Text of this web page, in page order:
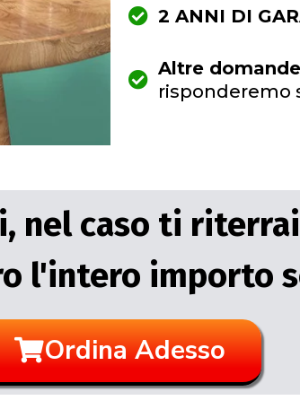
2 ANNI DI
Altre
risponderemo
nel caso ti
l'intero importo
Ordina Adesso